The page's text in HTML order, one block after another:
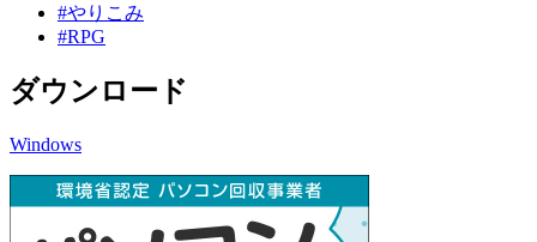
#やりこみ
#RPG
ダウンロード
Windows